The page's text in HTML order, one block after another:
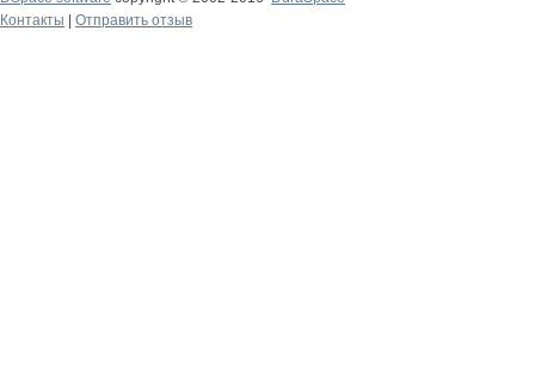
Контакты
Отправить отзыв